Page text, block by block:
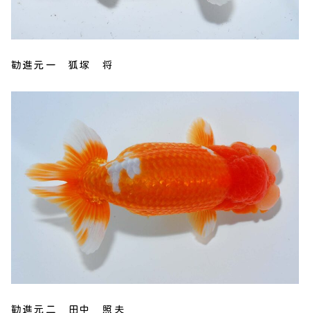
勧進元一 狐塚 将
勧進元二 田中 照夫